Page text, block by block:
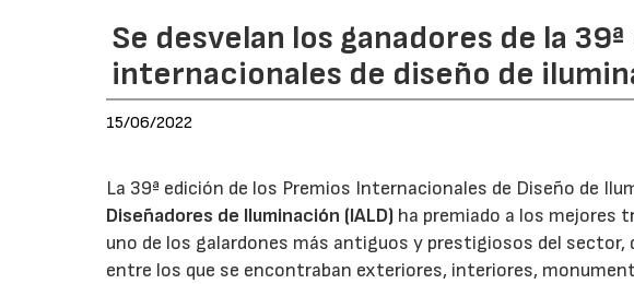
Se desvelan los ganadores de la
internacionales de diseño de
15/06/2022
La 39ª edición de los Premios Internacionales de Diseño de
Diseñadores de Iluminación (IALD) ha premiado a los mejores
uno de los galardones más antiguos y prestigiosos del
entre los que se encontraban exteriores, interiores,